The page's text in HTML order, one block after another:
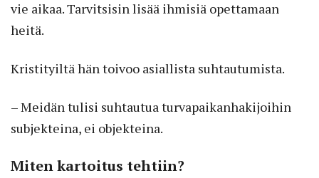
vie aikaa. Tarvitsisin lisää ihmisiä opettamaan
heitä.
Kristityiltä hän toivoo asiallista suhtautumista.
– Meidän tulisi suhtautua turvapaikanhakijoihin
subjekteina, ei objekteina.
Miten kartoitus tehtiin?